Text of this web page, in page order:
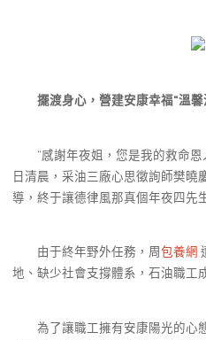
擺渡身心，營建安康幸福“溫馨
“感謝年夜姐，您是我的救命恩
日清晨，采油三廠心思徵詢師樊曉
導，終于讓德律風那真個年夜四先
由于終年野外任務，周包養網
地、缺少社會支撐體系，石油職工
為了讓職工擁有安康陽光的心